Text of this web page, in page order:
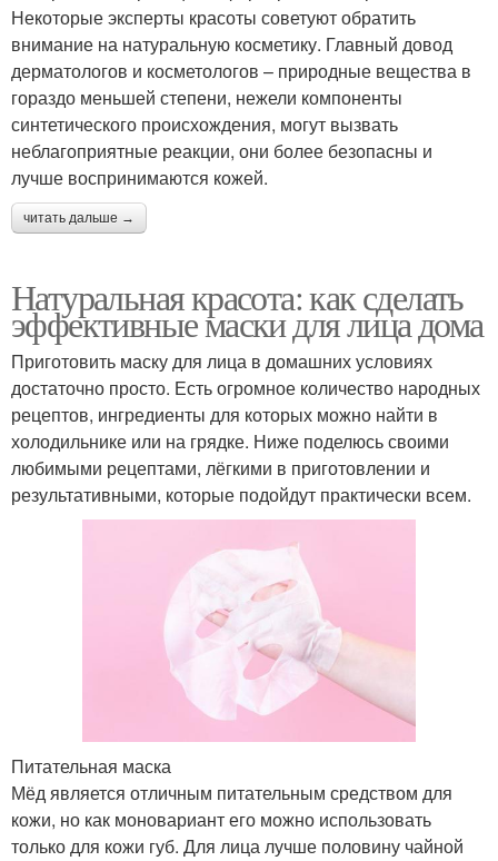
Некоторые эксперты красоты советуют обратить
внимание на натуральную косметику. Главный довод
дерматологов и косметологов – природные вещества в
гораздо меньшей степени, нежели компоненты
синтетического происхождения, могут вызвать
неблагоприятные реакции, они более безопасны и
лучше воспринимаются кожей.
читать дальше →
Натуральная красота: как сделать
эффективные маски для лица дома
Приготовить маску для лица в домашних условиях
достаточно просто. Есть огромное количество народных
рецептов, ингредиенты для которых можно найти в
холодильнике или на грядке. Ниже поделюсь своими
любимыми рецептами, лёгкими в приготовлении и
результативными, которые подойдут практически всем.
Питательная маска
Мёд является отличным питательным средством для
кожи, но как моновариант его можно использовать
только для кожи губ. Для лица лучше половину чайной